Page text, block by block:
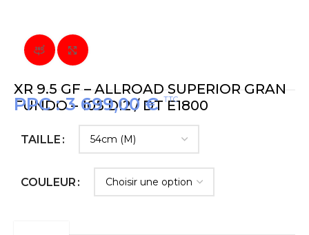
Vue à 360° du produit
Cliquez pour agrandir
XR 9.5 GF – ALLROAD SUPERIOR GRAN
FUNDO – 105 DI2 / DT E1800
PPC : 3 699,00€ TTC
TAILLE
COULEUR